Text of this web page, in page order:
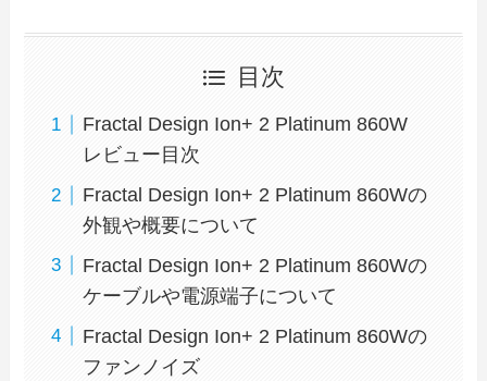
目次
Fractal Design Ion+ 2 Platinum 860W
レビュー目次
Fractal Design Ion+ 2 Platinum 860Wの
外観や概要について
Fractal Design Ion+ 2 Platinum 860Wの
ケーブルや電源端子について
Fractal Design Ion+ 2 Platinum 860Wの
ファンノイズ